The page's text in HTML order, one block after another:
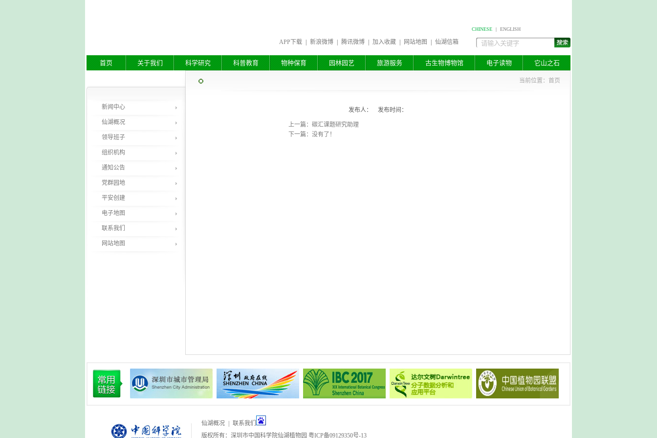
CHINESE | ENGLISH
APP下载 新浪微博 腾讯微博 加入收藏 网站地图 仙湖信箱
首页 关于我们 科学研究 科普教育 物种保育 园林园艺 旅游服务 古生物博物馆 电子读物 它山之石
当前位置： 首页
发布人： 发布时间：
上一篇：碳汇课题研究助理
下一篇：没有了！
新闻中心
仙湖概况
领导班子
组织机构
通知公告
党群园地
平安创建
电子地图
联系我们
网站地图
仙湖概况
联系我们
版权所有：深圳市中国科学院仙湖植物园 粤ICP备09129350号-13